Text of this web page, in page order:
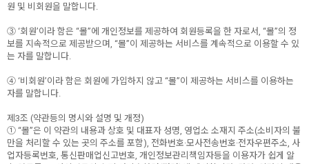
원 및 비회원을 말합니다.
③ ‘회원’이라 함은 “몰”에 개인정보를 제공하여 회원등록을 한 자로서, “몰”의 정
보를 지속적으로 제공받으며, “몰”이 제공하는 서비스를 계속적으로 이용할 수 있
는 자를 말합니다.
④ ‘비회원’이라 함은 회원에 가입하지 않고 “몰”이 제공하는 서비스를 이용하는
자를 말합니다.
제3조 (약관등의 명시와 설명 및 개정)
① “몰”은 이 약관의 내용과 상호 및 대표자 성명, 영업소 소재지 주소(소비자의 불
만을 처리할 수 있는 곳의 주소를 포함), 전화번호·모사전송번호·전자우편주소, 사
업자등록번호, 통신판매업신고번호, 개인정보관리책임자등을 이용자가 쉽게 알